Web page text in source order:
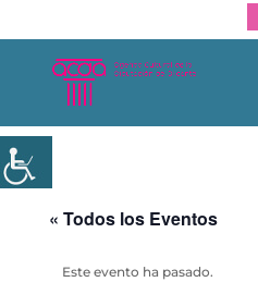
« Todos los Eventos
Este evento ha pasado.